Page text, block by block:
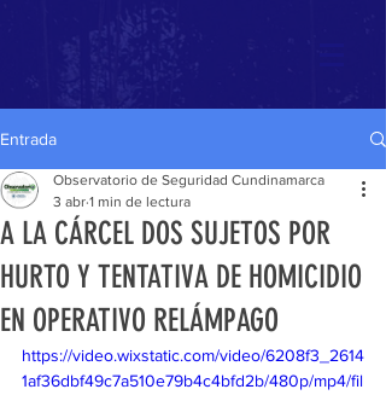
Entrada
A LA CÁRCEL DOS SUJETOS POR
HURTO Y TENTATIVA DE HOMICIDIO
EN OPERATIVO RELÁMPAGO
Observatorio de Seguridad Cundinamarca
3 abr 1 min de lectura
https://video.wixstatic.com/video/6208f3_2614
1af36dbf49c7a510e79b4c4bfd2b/480p/mp4/fil